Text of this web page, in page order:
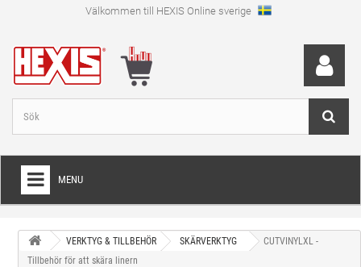
Välkommen till HEXIS Online sverige
MENU
WRAPFOLIE
VERKTYG & TILLBEHÖR SKÄRVERKTYG
CUTVINYLXL -
Tillbehör för att skära linern